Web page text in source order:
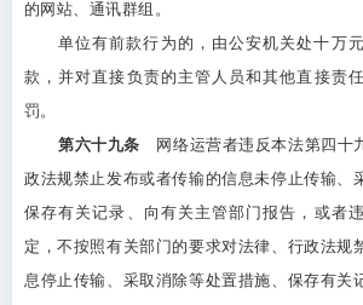
的网站、通讯群组。
单位有前款行为的，由公安机关处十万
款，并对直接负责的主管人员和其他直接责
罚。
第六十九条 网络运营者违反本法第四十
政法规禁止发布或者传输的信息未停止传输、
保存有关记录、向有关主管部门报告，或者
定，不按照有关部门的要求对法律、行政法规
息停止传输、采取消除等处置措施、保存有关